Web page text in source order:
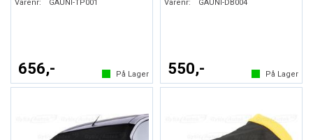
Varenr: GAUNI-TP001
656,- På Lager
Varenr: GAUNI-DB004
550,- På Lager